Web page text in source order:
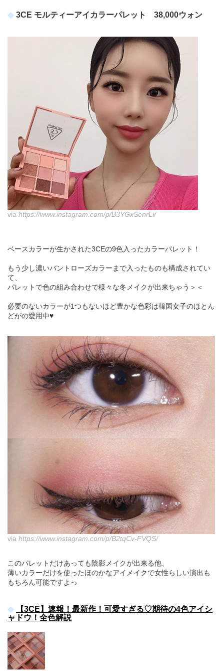
3CE モルティーアイカラーパレット 38,000ウォン
via https://www.instagram.com/p/B3YGxSenrLi/
ベースカラーが生かされた3CEの9色入ったカラーパレット！
もう少し濃いバントローズカラーまで入ったものも構成されてい
て、
パレットで色の組み合わせで様々な冬メイクが出来ちゃう＞＜
必要のないカラーが1つもないほど豊かな色彩は韓国女子のほとん
どがの愛用中♥
via https://www.instagram.com/p/B2tqCv-FVQS/
このパレットだけあっても陰影メイクが出来る他、
薄いカラーだけを使ったほのかなアイメイクで女性らしい演出も
もちろん可能ですよっ
【3CE】速報！最新作！可愛すぎる♡期待の4色アイシ
ャドウ！全色解説